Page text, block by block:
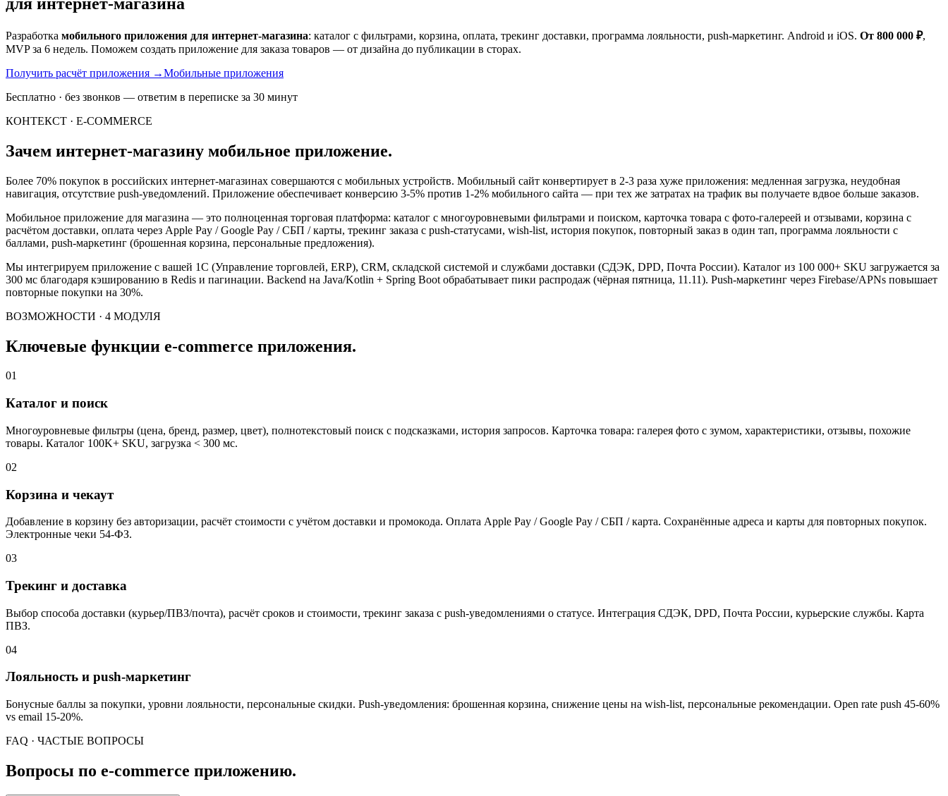
Разработка мобильного приложения для интернет-магазина: каталог с фильтрами, корзина, оплата, трекинг доставки, программа лояльности, push-маркетинг. Android и iOS. От 800 000 ₽,
MVP за 6 недель. Поможем создать приложение для заказа товаров — от дизайна до публикации в сторах.
Получить расчёт приложения →Мобильные приложения
Бесплатно · без звонков — ответим в переписке за 30 минут
КОНТЕКСТ · E-COMMERCE
Зачем интернет-магазину мобильное приложение.
Более 70% покупок в российских интернет-магазинах совершаются с мобильных устройств. Мобильный сайт конвертирует в 2-3 раза хуже приложения: медленная загрузка, неудобная
навигация, отсутствие push-уведомлений. Приложение обеспечивает конверсию 3-5% против 1-2% мобильного сайта — при тех же затратах на трафик вы получаете вдвое больше заказов.
Мобильное приложение для магазина — это полноценная торговая платформа: каталог с многоуровневыми фильтрами и поиском, карточка товара с фото-галереей и отзывами, корзина с
расчётом доставки, оплата через Apple Pay / Google Pay / СБП / карты, трекинг заказа с push-статусами, wish-list, история покупок, повторный заказ в один тап, программа лояльности с
баллами, push-маркетинг (брошенная корзина, персональные предложения).
Мы интегрируем приложение с вашей 1С (Управление торговлей, ERP), CRM, складской системой и службами доставки (СДЭК, DPD, Почта России). Каталог из 100 000+ SKU загружается за
300 мс благодаря кэшированию в Redis и пагинации. Backend на Java/Kotlin + Spring Boot обрабатывает пики распродаж (чёрная пятница, 11.11). Push-маркетинг через Firebase/APNs повышает
повторные покупки на 30%.
ВОЗМОЖНОСТИ · 4 МОДУЛЯ
Ключевые функции e-commerce приложения.
01
Каталог и поиск
Многоуровневые фильтры (цена, бренд, размер, цвет), полнотекстовый поиск с подсказками, история запросов. Карточка товара: галерея фото с зумом, характеристики, отзывы, похожие
товары. Каталог 100K+ SKU, загрузка < 300 мс.
02
Корзина и чекаут
Добавление в корзину без авторизации, расчёт стоимости с учётом доставки и промокода. Оплата Apple Pay / Google Pay / СБП / карта. Сохранённые адреса и карты для повторных покупок.
Электронные чеки 54-ФЗ.
03
Трекинг и доставка
Выбор способа доставки (курьер/ПВЗ/почта), расчёт сроков и стоимости, трекинг заказа с push-уведомлениями о статусе. Интеграция СДЭК, DPD, Почта России, курьерские службы. Карта
ПВЗ.
04
Лояльность и push-маркетинг
Бонусные баллы за покупки, уровни лояльности, персональные скидки. Push-уведомления: брошенная корзина, снижение цены на wish-list, персональные рекомендации. Open rate push 45-60%
vs email 15-20%.
FAQ · ЧАСТЫЕ ВОПРОСЫ
Вопросы по e-commerce приложению.